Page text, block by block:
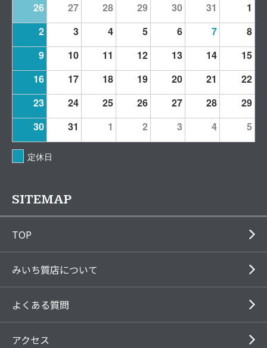
26 27 28 29 30 31
1
2
3 4 5 6 7
8
9
10 11 12 13 14
15
16
17 18 19 20 21
22
23
24 25 26 27 28
29
30
31 1 2 3 4 5
定休日
SITEMAP
TOP
みいち質店について
よくある質問
アクセス